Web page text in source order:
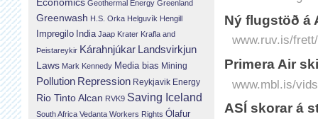
Ný flugstöð á
www.ruv.is/
Primera Air
www.mbl.is/
ASÍ skorar á
Geothermal Energy Greenland
Greenwash H.S. Orka Helguvík Hengill
Impregilo India Jaap Krater Krafla and
Þeistareykir Kárahnjúkar Landsvirkjun
Laws Mark Kennedy Media bias Mining
Pollution Repression Reykjavik Energy
Rio Tinto Alcan RVK9 Saving Iceland
South Africa Vedanta Workers Rights Ólafur